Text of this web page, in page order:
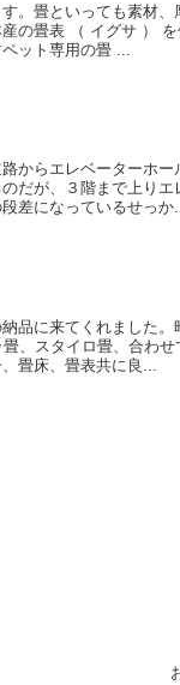
す。畳といっても素
の畳表 （ イグサ ）
ット専用の畳 ...
からエレベーターホ
だが、３階まで上り
差になっているせっか
品に来てくれました
、スタイロ畳、合わ
畳床、畳表共に良...